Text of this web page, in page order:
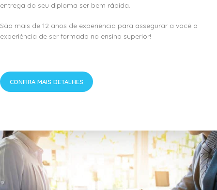
entrega do seu diploma ser bem rápida.
São mais de 12 anos de experiência para assegurar a você a
experiência de ser formado no ensino superior!
CONFIRA MAIS DETALHES